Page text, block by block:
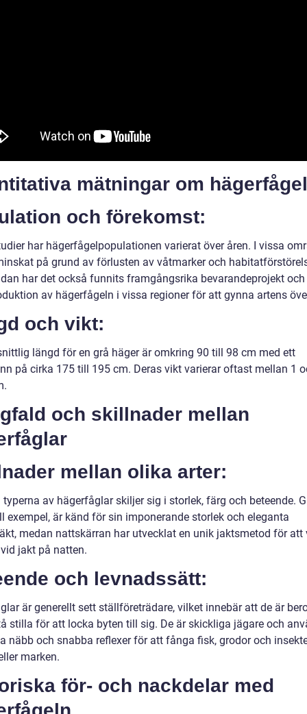
mätningar om
och förekomst:
har hägerfågelpopulationen varierat över åren. I vissa
på grund av förlusten av våtmarker och
har det också funnits framgångsrika bevarandeprojekt och
av hägerfågeln i vissa regioner för att gynna artens
och vikt:
längd för en grå häger är omkring 90 till 98 cm med ett
på cirka 175 till 195 cm. Deras vikt varierar oftast mellan 1
och skillnader mellan
mellan olika arter:
typerna av hägerfåglar skiljer sig i storlek, färg och beteende.
exempel, är känd för sin imponerande storlek och eleganta
medan nattskärran har utvecklat en unik jaktsmetod för att
jakt på natten.
och levnadssätt:
är generellt sett ställföreträdare, vilket innebär att de är
stilla för att locka byten till sig. De är skickliga jägare och
näbb och snabba reflexer för att fånga fisk, grodor och
marken.
för- och nackdelar med